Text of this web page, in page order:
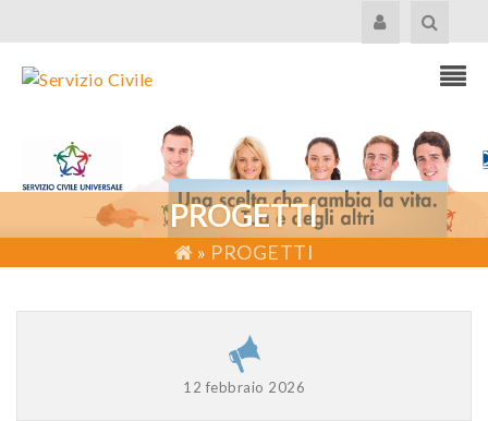
PROGETTI
» PROGETTI
12 febbraio 2026